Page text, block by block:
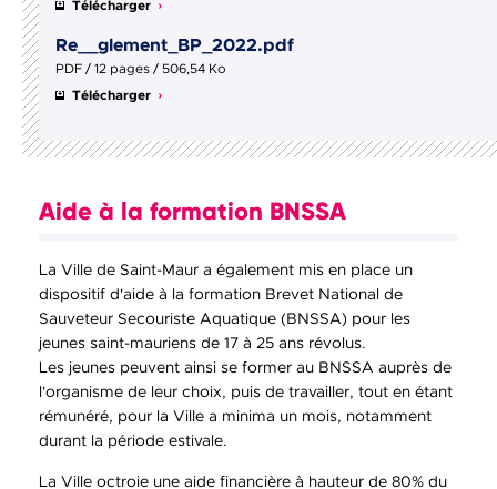
Télécharger
Re__glement_BP_2022.pdf
PDF / 12 pages / 506,54 Ko
Télécharger
Aide à la formation BNSSA
La Ville de Saint-Maur a également mis en place un
dispositif d'aide à la formation Brevet National de
Sauveteur Secouriste Aquatique (BNSSA) pour les
jeunes saint-mauriens de 17 à 25 ans révolus.
Les jeunes peuvent ainsi se former au BNSSA auprès de
l'organisme de leur choix, puis de travailler, tout en étant
rémunéré, pour la Ville a minima un mois, notamment
durant la période estivale.
La Ville octroie une aide financière à hauteur de 80% du